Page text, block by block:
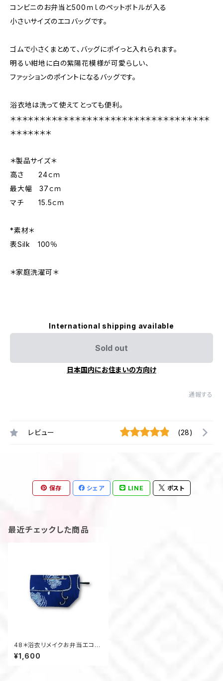
コンビニのお弁当と500ｍｌのペットボトルが入る
小さいサイズのエコバッグです。
ゴムで小さくまとめて、バッグにポイっと入れられます。
明るい紺地に白の紫陽花模様が可愛らしい、
ファッションのポイントになるバッグです。
浴衣地は洗って使えてとっても便利。
＊＊＊＊＊＊＊＊＊＊＊＊＊＊＊＊＊＊＊＊＊＊＊＊＊＊＊＊＊＊＊＊＊＊
＊＊＊＊＊＊＊
＊製品サイズ＊
高さ 24ｃｍ
最大幅 37ｃｍ
マチ 15.5ｃｍ
*素材＊
表Silk 100％
＊家庭洗濯可＊
International shipping available
Sold out
日本国内にお住まいの方向け
通報する
レビュー (28)
保存 シェア LINE ポスト
最近チェックした商品
48＊浴衣リメイクお弁当エコバ
ッグ(青・紫陽花柄）
¥1,600